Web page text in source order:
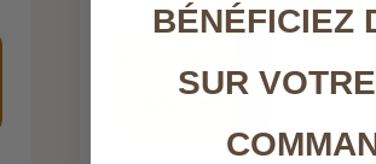
suite
BÉNÉFICIEZ
SUR